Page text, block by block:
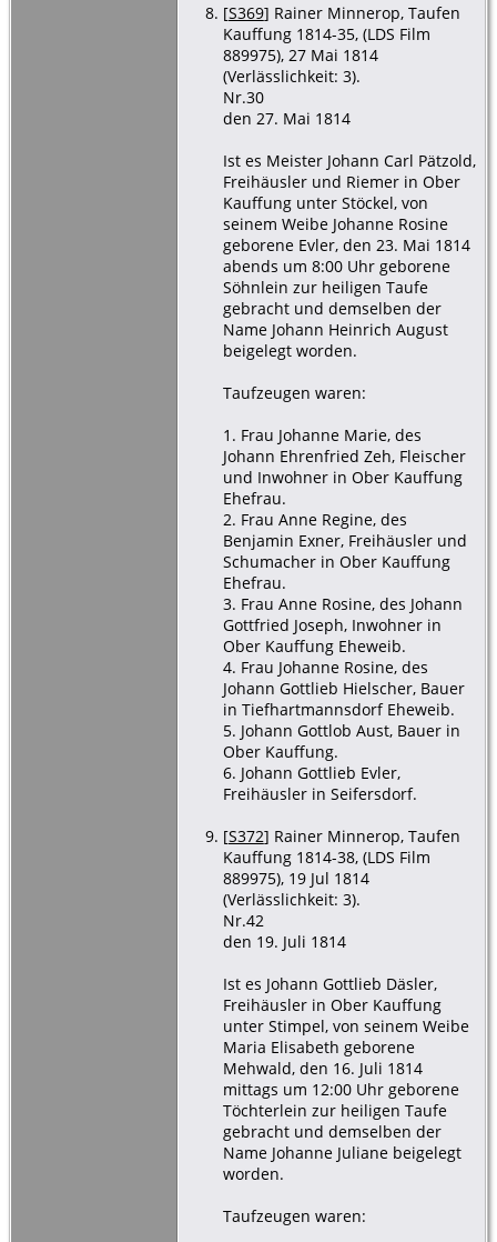
[S369] Rainer Minnerop, Taufen
Kauffung 1814-35, (LDS Film
889975), 27 Mai 1814
(Verlässlichkeit: 3).
Nr.30
den 27. Mai 1814
Ist es Meister Johann Carl Pätzold,
Freihäusler und Riemer in Ober
Kauffung unter Stöckel, von
seinem Weibe Johanne Rosine
geborene Evler, den 23. Mai 1814
abends um 8:00 Uhr geborene
Söhnlein zur heiligen Taufe
gebracht und demselben der
Name Johann Heinrich August
beigelegt worden.
Taufzeugen waren:
1. Frau Johanne Marie, des
Johann Ehrenfried Zeh, Fleischer
und Inwohner in Ober Kauffung
Ehefrau.
2. Frau Anne Regine, des
Benjamin Exner, Freihäusler und
Schumacher in Ober Kauffung
Ehefrau.
3. Frau Anne Rosine, des Johann
Gottfried Joseph, Inwohner in
Ober Kauffung Eheweib.
4. Frau Johanne Rosine, des
Johann Gottlieb Hielscher, Bauer
in Tiefhartmannsdorf Eheweib.
5. Johann Gottlob Aust, Bauer in
Ober Kauffung.
6. Johann Gottlieb Evler,
Freihäusler in Seifersdorf.
[S372] Rainer Minnerop, Taufen
Kauffung 1814-38, (LDS Film
889975), 19 Jul 1814
(Verlässlichkeit: 3).
Nr.42
den 19. Juli 1814
Ist es Johann Gottlieb Däsler,
Freihäusler in Ober Kauffung
unter Stimpel, von seinem Weibe
Maria Elisabeth geborene
Mehwald, den 16. Juli 1814
mittags um 12:00 Uhr geborene
Töchterlein zur heiligen Taufe
gebracht und demselben der
Name Johanne Juliane beigelegt
worden.
Taufzeugen waren: